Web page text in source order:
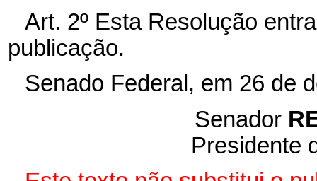
Art. 2º Esta Resolução
publicação.
Senado Federal, em 26 de
Senador
Presidente